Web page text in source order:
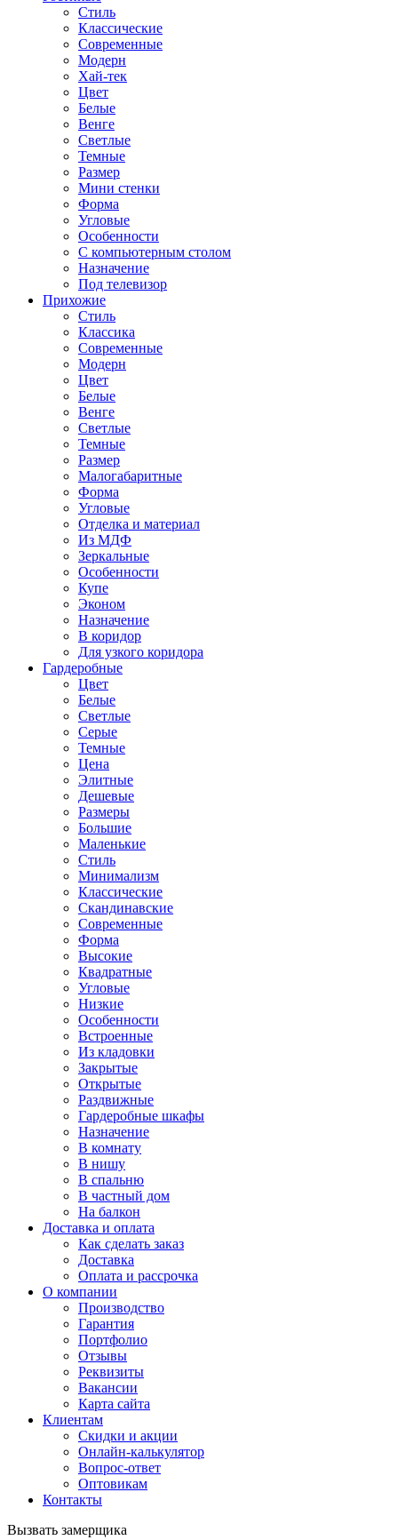
Стиль
Классические
Современные
Модерн
Хай-тек
Цвет
Белые
Венге
Светлые
Темные
Размер
Мини стенки
Форма
Угловые
Особенности
С компьютерным столом
Назначение
Под телевизор
Прихожие
Стиль
Классика
Современные
Модерн
Цвет
Белые
Венге
Светлые
Темные
Размер
Малогабаритные
Форма
Угловые
Отделка и материал
Из МДФ
Зеркальные
Особенности
Купе
Эконом
Назначение
В коридор
Для узкого коридора
Гардеробные
Цвет
Белые
Светлые
Серые
Темные
Цена
Элитные
Дешевые
Размеры
Большие
Маленькие
Стиль
Минимализм
Классические
Скандинавские
Современные
Форма
Высокие
Квадратные
Угловые
Низкие
Особенности
Встроенные
Из кладовки
Закрытые
Открытые
Раздвижные
Гардеробные шкафы
Назначение
В комнату
В нишу
В спальню
В частный дом
На балкон
Доставка и оплата
Как сделать заказ
Доставка
Оплата и рассрочка
О компании
Производство
Гарантия
Портфолио
Отзывы
Реквизиты
Вакансии
Карта сайта
Клиентам
Скидки и акции
Онлайн-калькулятор
Вопрос-ответ
Оптовикам
Контакты
Вызвать замерщика